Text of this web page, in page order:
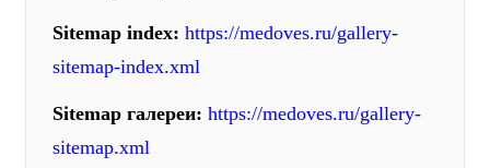
Sitemap index: https://medoves.ru/gallery-
sitemap-index.xml
Sitemap галереи: https://medoves.ru/gallery-
sitemap.xml